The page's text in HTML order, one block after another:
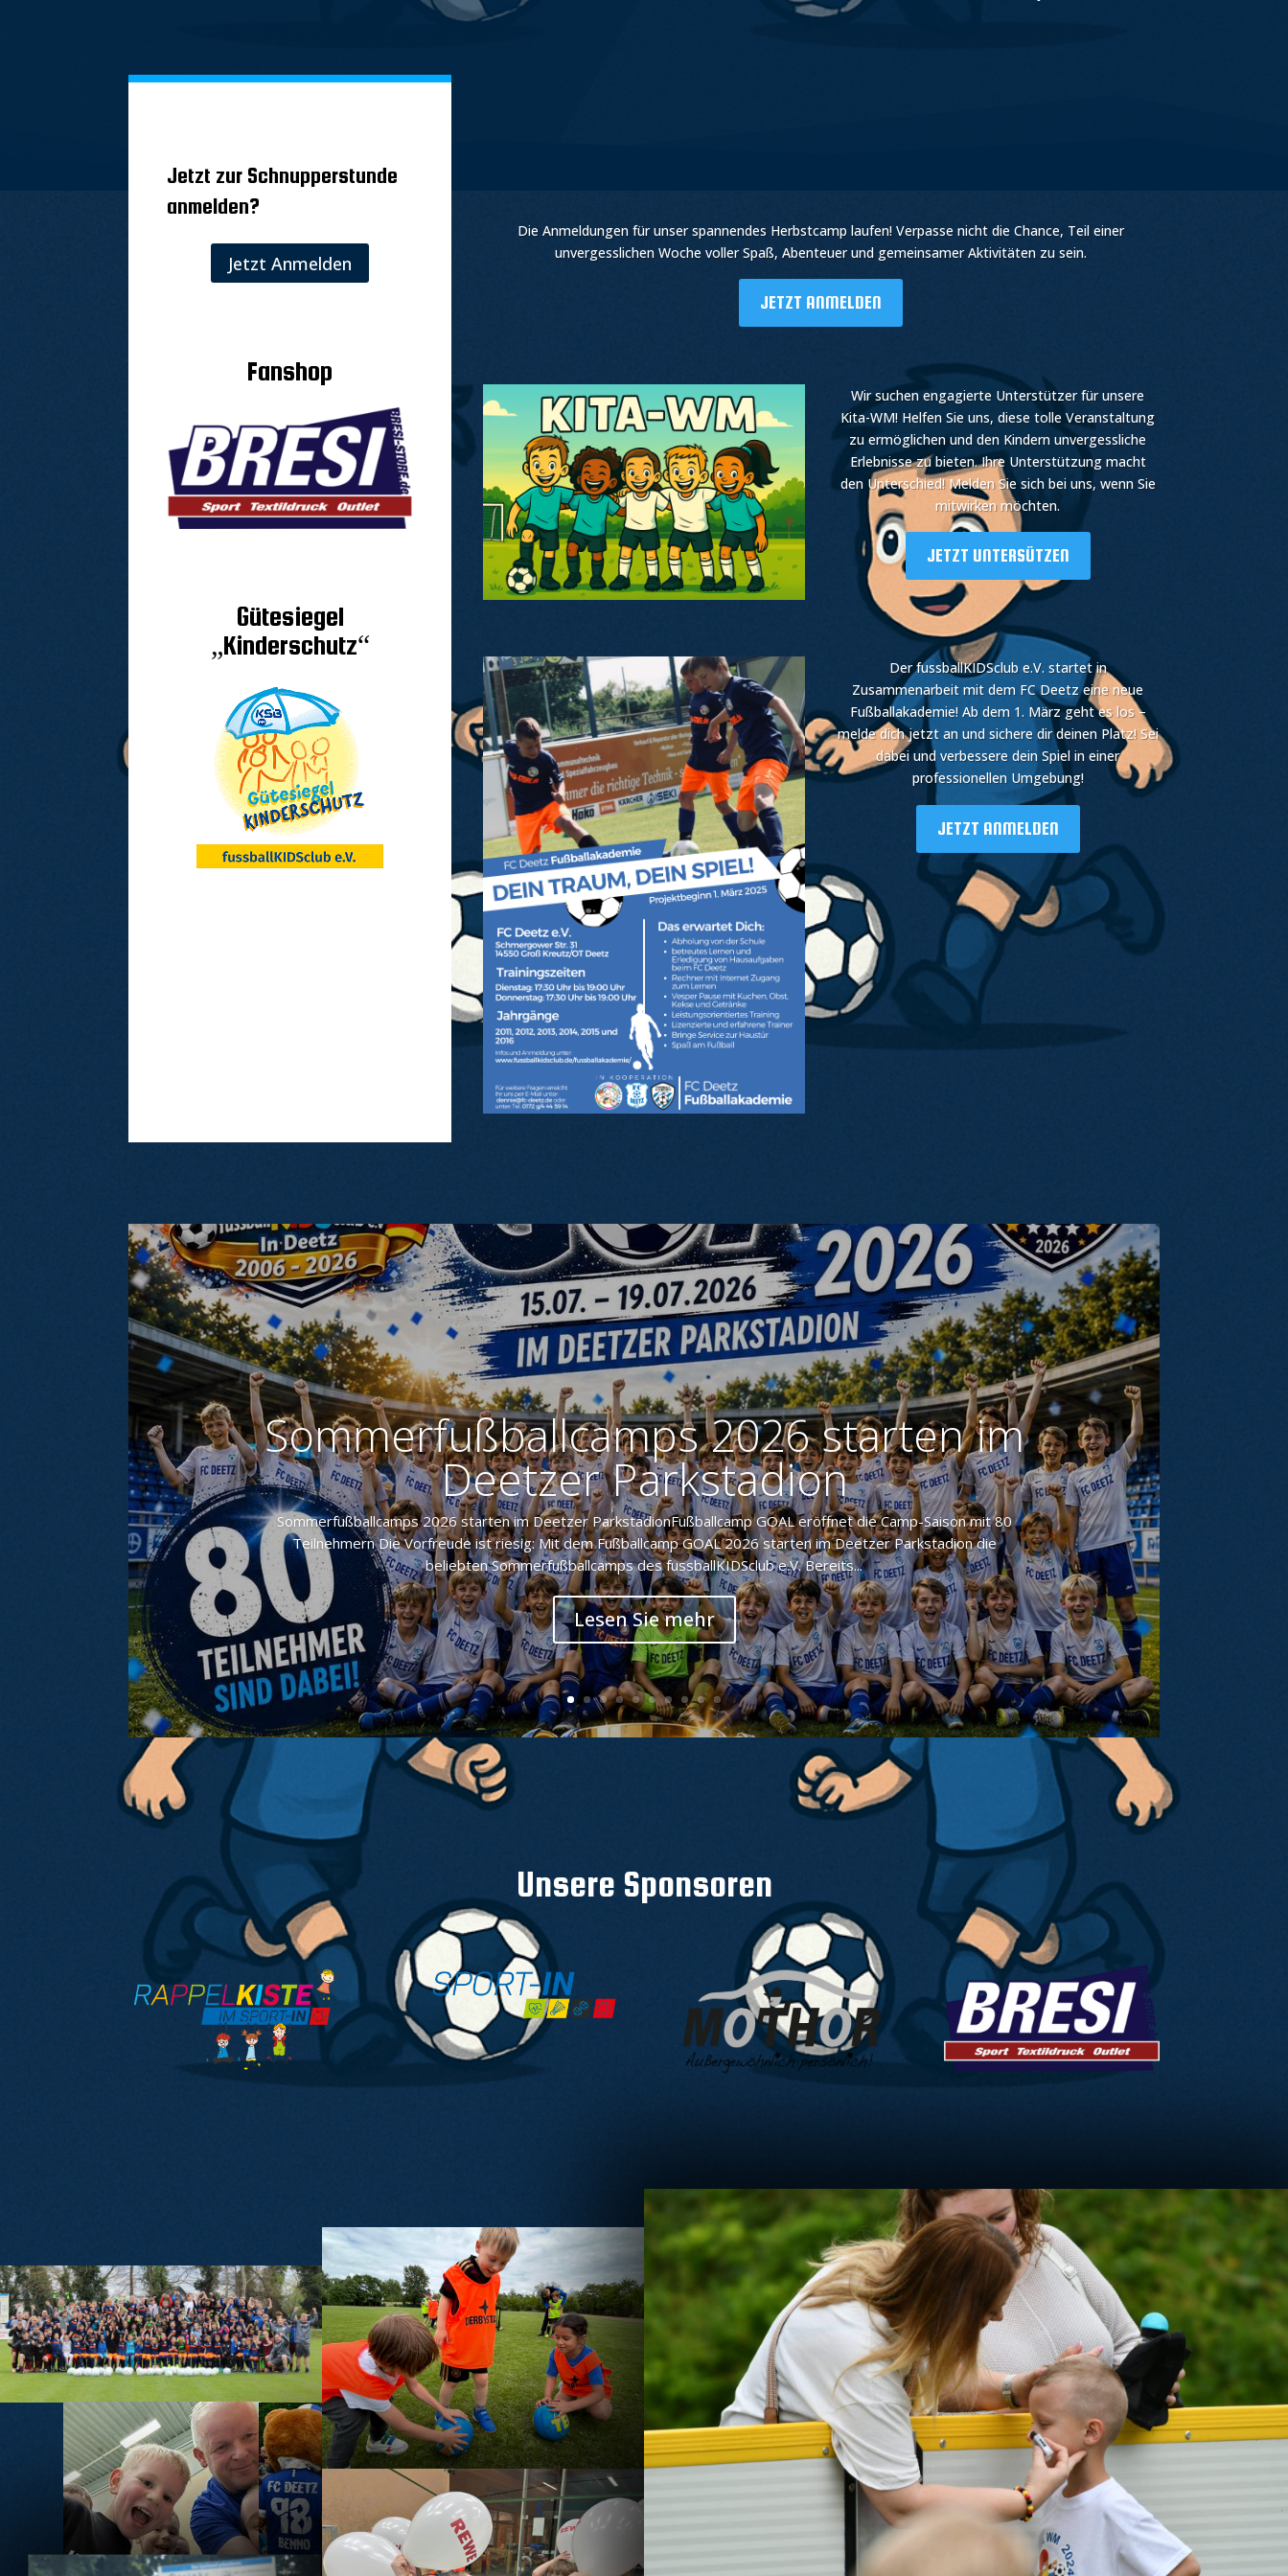
Jetzt zur Schnupperstunde
anmelden?
Jetzt Anmelden
Fanshop
Gütesiegel
„Kinderschutz“
Die Anmeldungen für unser spannendes Herbstcamp laufen! Verpasse nicht die Chance, Teil einer
unvergesslichen Woche voller Spaß, Abenteuer und gemeinsamer Aktivitäten zu sein.
JETZT ANMELDEN
Wir suchen engagierte Unterstützer für unsere
Kita-WM! Helfen Sie uns, diese tolle Veranstaltung
zu ermöglichen und den Kindern unvergessliche
Erlebnisse zu bieten. Ihre Unterstützung macht
den Unterschied! Melden Sie sich bei uns, wenn Sie
mitwirken möchten.
JETZT UNTERSÜTZEN
Der fussballKIDSclub e.V. startet in
Zusammenarbeit mit dem FC Deetz eine neue
Fußballakademie! Ab dem 1. März geht es los –
melde dich jetzt an und sichere dir deinen Platz! Sei
dabei und verbessere dein Spiel in einer
professionellen Umgebung!
JETZT ANMELDEN
Sommerfußballcamps 2026 starten im
Deetzer Parkstadion
Sommerfußballcamps 2026 starten im Deetzer ParkstadionFußballcamp GOAL eröffnet die Camp-Saison mit 80
Teilnehmern Die Vorfreude ist riesig: Mit dem Fußballcamp GOAL 2026 starten im Deetzer Parkstadion die
beliebten Sommerfußballcamps des fussballKIDSclub e.V. Bereits...
Lesen Sie mehr
Unsere Sponsoren